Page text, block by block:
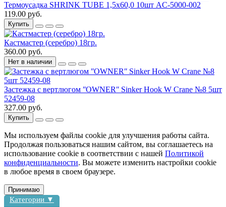
Термоусадка SHRINK TUBE 1,5х60,0 10шт AC-5000-002
119.00 руб.
Купить
Кастмастер (серебро) 18гр.
360.00 руб.
Нет в наличии
Застежка с вертлюгом ʺOWNERʺ Sinker Hook W Crane №8 5шт
52459-08
327.00 руб.
Купить
Мы используем файлы cookie для улучшения работы сайта.
Продолжая пользоваться нашим сайтом, вы соглашаетесь на
использование cookie в соответствии с нашей Политикой
конфиденциальности. Вы можете изменить настройки cookie
в любое время в своем браузере.
Принимаю
Категории ▼